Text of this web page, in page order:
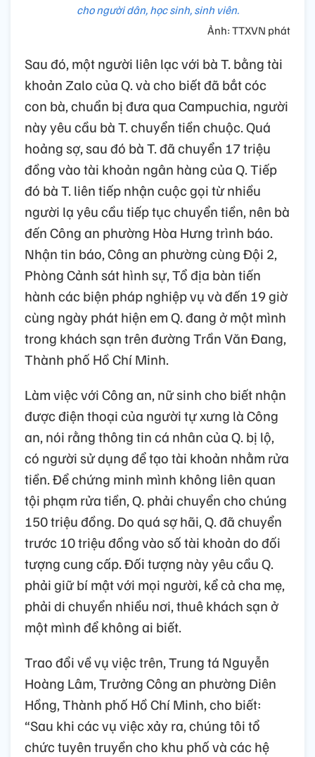
cho người dân, học sinh, sinh viên.
Ảnh: TTXVN phát
Sau đó, một người liên lạc với bà T. bằng tài
khoản Zalo của Q. và cho biết đã bắt cóc
con bà, chuẩn bị đưa qua Campuchia, người
này yêu cầu bà T. chuyển tiền chuộc. Quá
hoảng sợ, sau đó bà T. đã chuyển 17 triệu
đồng vào tài khoản ngân hàng của Q. Tiếp
đó bà T. liên tiếp nhận cuộc gọi từ nhiều
người lạ yêu cầu tiếp tục chuyển tiền, nên bà
đến Công an phường Hòa Hưng trình báo.
Nhận tin báo, Công an phường cùng Đội 2,
Phòng Cảnh sát hình sự, Tổ địa bàn tiến
hành các biện pháp nghiệp vụ và đến 19 giờ
cùng ngày phát hiện em Q. đang ở một mình
trong khách sạn trên đường Trần Văn Đang,
Thành phố Hồ Chí Minh.
Làm việc với Công an, nữ sinh cho biết nhận
được điện thoại của người tự xưng là Công
an, nói rằng thông tin cá nhân của Q. bị lộ,
có người sử dụng để tạo tài khoản nhằm rửa
tiền. Để chứng minh mình không liên quan
tội phạm rửa tiền, Q. phải chuyển cho chúng
150 triệu đồng. Do quá sợ hãi, Q. đã chuyển
trước 10 triệu đồng vào số tài khoản do đối
tượng cung cấp. Đối tượng này yêu cầu Q.
phải giữ bí mật với mọi người, kể cả cha mẹ,
phải di chuyển nhiều nơi, thuê khách sạn ở
một mình để không ai biết.
Trao đổi về vụ việc trên, Trung tá Nguyễn
Hoàng Lâm, Trưởng Công an phường Diên
Hồng, Thành phố Hồ Chí Minh, cho biết:
“Sau khi các vụ việc xảy ra, chúng tôi tổ
chức tuyên truyền cho khu phố và các hệ